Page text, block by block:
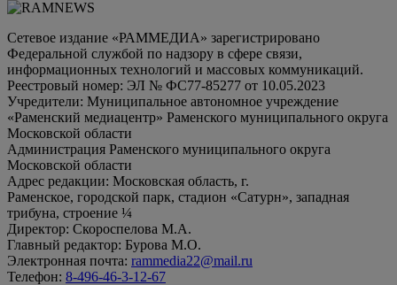
Сетевое издание «РАММЕДИА» зарегистрировано
Федеральной службой по надзору в сфере связи,
информационных технологий и массовых коммуникаций.
Реестровый номер: ЭЛ № ФС77-85277 от 10.05.2023
Учредители: Муниципальное автономное учреждение
«Раменский медиацентр» Раменского муниципального округа
Московской области
Администрация Раменского муниципального округа
Московской области
Адрес редакции: Московская область, г.
Раменское, городской парк, стадион «Сатурн», западная
трибуна, строение ¼
Директор: Скороспелова М.А.
Главный редактор: Бурова М.О.
Электронная почта: rammedia22@mail.ru
Телефон: 8-496-46-3-12-67